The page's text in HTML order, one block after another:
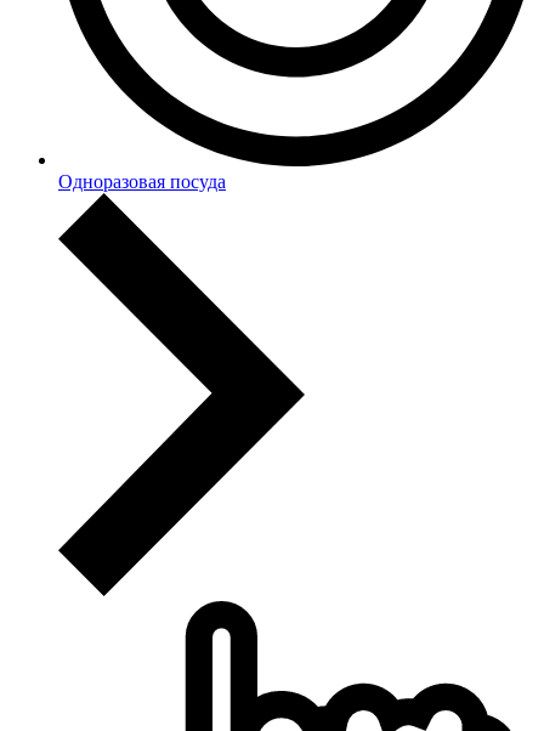
Одноразовая посуда